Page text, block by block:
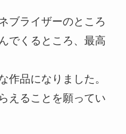
ブライザーのところ
でくるところ、最高
作品になりました。
えることを願ってい